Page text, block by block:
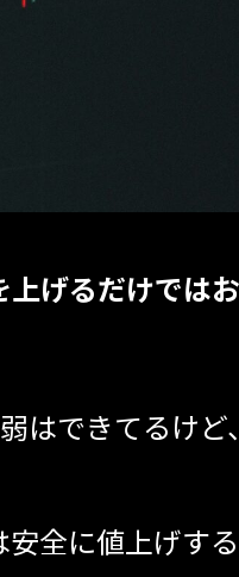
げるだけでは
はできてるけど
全に値上げす